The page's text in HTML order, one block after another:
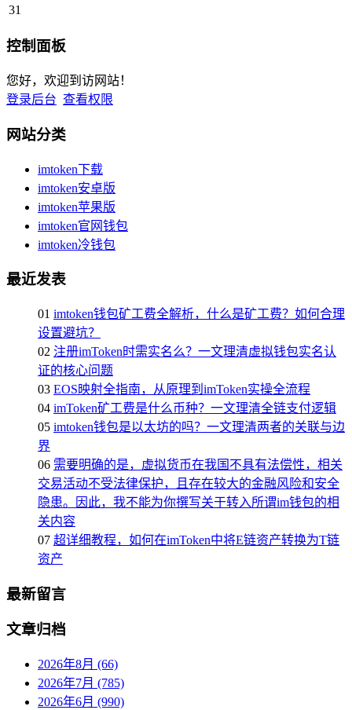
31
控制面板
您好，欢迎到访网站！
登录后台 查看权限
网站分类
imtoken下载
imtoken安卓版
imtoken苹果版
imtoken官网钱包
imtoken冷钱包
最近发表
01 imtoken钱包矿工费全解析，什么是矿工费？如何合理
设置避坑？
02 注册imToken时需实名么？一文理清虚拟钱包实名认
证的核心问题
03 EOS映射全指南，从原理到imToken实操全流程
04 imToken矿工费是什么币种？一文理清全链支付逻辑
05 imtoken钱包是以太坊的吗？一文理清两者的关联与边
界
06 需要明确的是，虚拟货币在我国不具有法偿性，相关
交易活动不受法律保护，且存在较大的金融风险和安全
隐患。因此，我不能为你撰写关于转入所谓im钱包的相
关内容
07 超详细教程，如何在imToken中将E链资产转换为T链
资产
最新留言
文章归档
2026年8月 (66)
2026年7月 (785)
2026年6月 (990)